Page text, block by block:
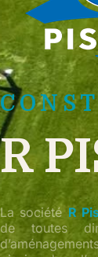
R
La société R
de toutes